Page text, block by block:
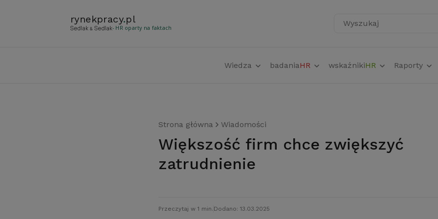
rynekpracy.pl
- HR oparty na faktach Wyszukaj
Wiedza badaniaHR wskaźnikiHR Raporty
Strona główna Wiadomości
Większość firm chce zwiększyć
zatrudnienie
Przeczytaj w 1 min. Dodano: 13.03.2025